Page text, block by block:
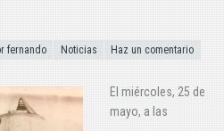
fernando Noticias Haz un comentario
El miércoles, 25 de
mayo, a las